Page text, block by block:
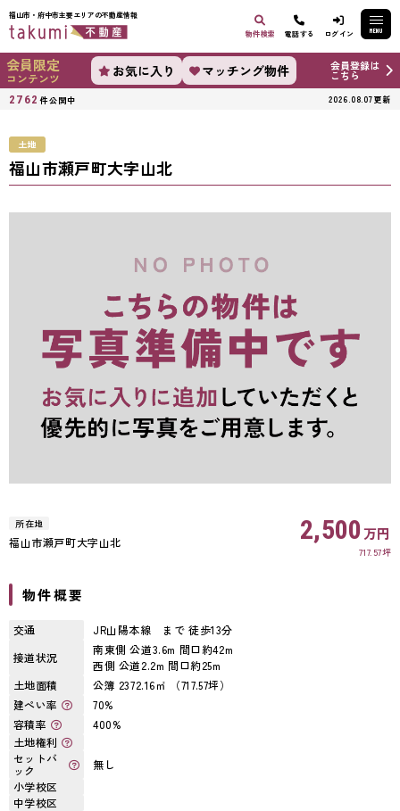
福山市・府中市主要エリアの不動産情報
物件検索
電話する ログイン MENU
会員限定
コンテンツ お気に入り マッチング物件 会員登録は
こちら
2762 件公開中 2026.08.07更新
土地
福山市瀬戸町大字山北
所在地
福山市瀬戸町大字山北 2,500万円
717.57坪
物件概要
交通
JR山陽本線 まで 徒歩13分
接道状況
南東側 公道3.6m 間口約42m
西側 公道2.2m 間口約25m
土地面積
公簿 2372.16㎡ （717.57坪）
建ぺい率
70%
容積率
400%
土地権利
セットバ
ック
無し
小学校区
中学校区